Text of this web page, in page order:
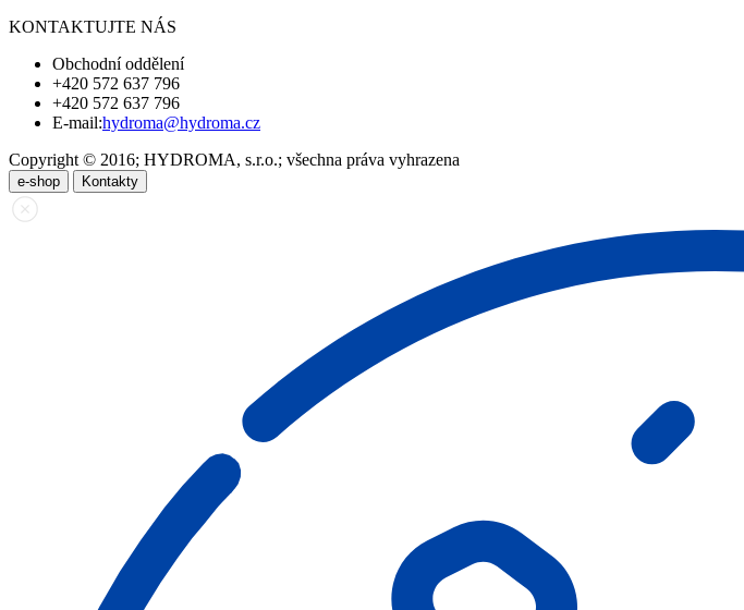
KONTAKTUJTE NÁS
Obchodní oddělení
+420 572 637 796
+420 572 637 796
E-mail:hydroma@hydroma.cz
Copyright © 2016; HYDROMA, s.r.o.; všechna práva vyhrazena
e-shop Kontakty